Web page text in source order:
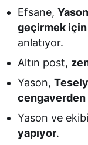
Efsane,
geçirmek için
anlatıyor.
Altın post,
Yason,
Yason ve
yapıyor.